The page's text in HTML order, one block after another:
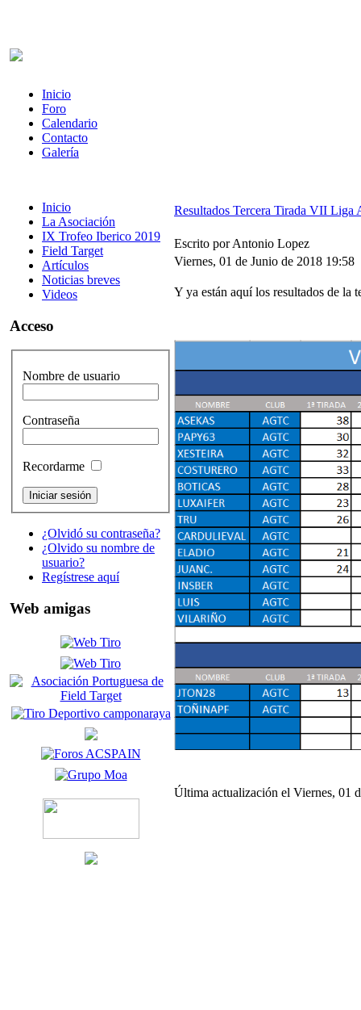
Inicio
Foro
Calendario
Contacto
Galería
Inicio
La Asociación
IX Trofeo Iberico 2019
Field Target
Artículos
Noticias breves
Videos
Acceso
Nombre de usuario
Contraseña
Recordarme
¿Olvidó su contraseña?
¿Olvido su nombre de
usuario?
Regístrese aquí
Web amigas
Resultados Tercera Tirada VII Liga
Escrito por Antonio Lopez
Viernes, 01 de Junio de 2018 19:58
Y ya están aquí los resultados de la
Última actualización el Viernes, 01